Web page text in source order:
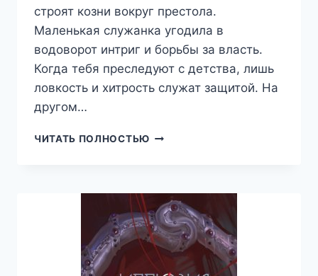
строят козни вокруг престола.
Маленькая служанка угодила в
водоворот интриг и борьбы за власть.
Когда тебя преследуют с детства, лишь
ловкость и хитрость служат защитой. На
другом…
ЧИТАТЬ ПОЛНОСТЬЮ КУКЛОВОД